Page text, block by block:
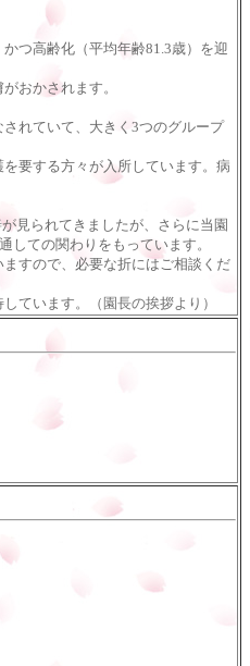
つ高齢化（平均年齢81.3歳）を迎
おかされます。
れていて、大きく3つのグループ
要する方々が入所しています。病
見られてきましたが、さらに当園
ての関わりをもっています。
すので、必要な折にはご相談くだ
ています。
（園長の挨拶より）